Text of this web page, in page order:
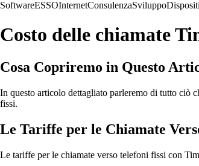
SoftwareESSOInternetConsulenzaSviluppo
Costo delle chiamate
Cosa Copriremo in Questo
In questo articolo dettagliato parleremo di tutto ciò
fissi.
Le Tariffe per le Chiamate
Le tariffe per le chiamate verso telefoni fissi con